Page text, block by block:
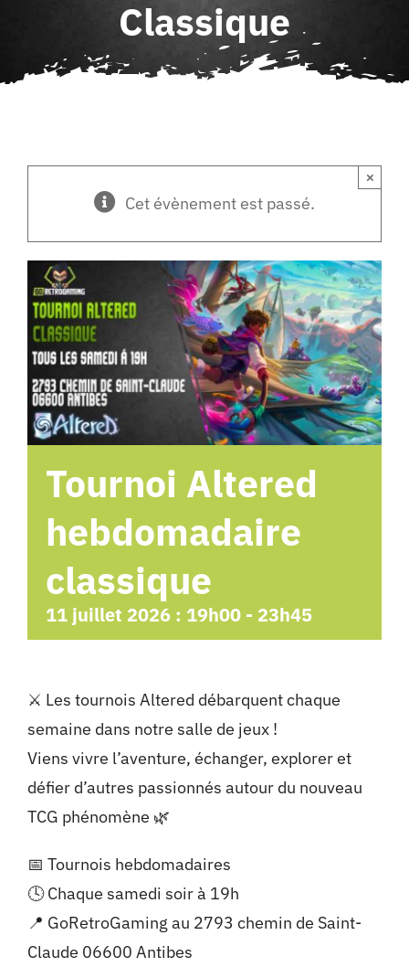
Contact
Classique
Cet évènement est passé.
×
Tournoi Altered
hebdomadaire
classique
11 juillet 2026 : 19h00 - 23h45
⚔️ Les tournois Altered débarquent chaque
semaine dans notre salle de jeux !
Viens vivre l’aventure, échanger, explorer et
défier d’autres passionnés autour du nouveau
TCG phénomène 🌿
📅 Tournois hebdomadaires
🕓 Chaque samedi soir à 19h
📍 GoRetroGaming au 2793 chemin de Saint-
Claude 06600 Antibes